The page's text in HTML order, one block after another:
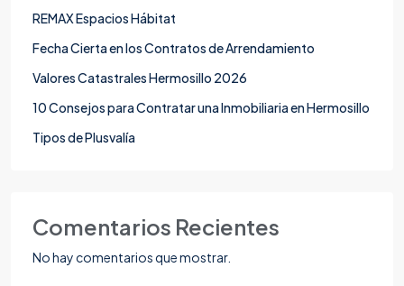
REMAX Espacios Hábitat
Fecha Cierta en los Contratos de Arrendamiento
Valores Catastrales Hermosillo 2026
10 Consejos para Contratar una Inmobiliaria en Hermosillo
Tipos de Plusvalía
Comentarios Recientes
No hay comentarios que mostrar.